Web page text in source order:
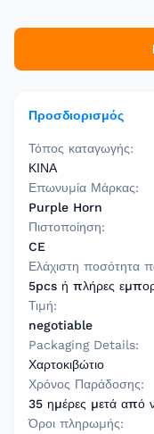
Προσδιορισμός
Τόπος καταγωγής:
ΚΙΝΑ
Επωνυμία Μάρκας:
Purple Horn
Πιστοποίηση:
CE
Ελάχιστη ποσότητα
5pcs ή πλήρες
Τιμή:
negotiable
Packaging Details:
Χαρτοκιβώτιο
Χρόνος Παράδοσης:
35 ημέρες μετά από
Όροι πληρωμής: